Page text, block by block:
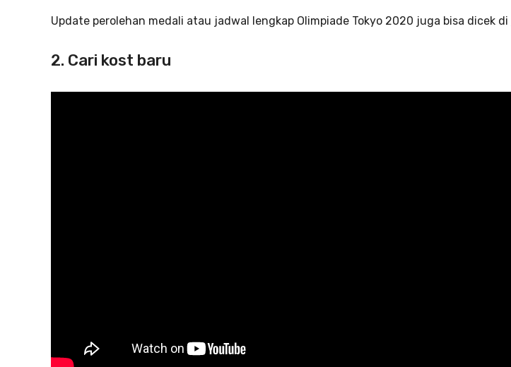
Update perolehan medali atau jadwal lengkap Olimpiade Tokyo 2020 juga bisa dicek di
2. Cari kost baru